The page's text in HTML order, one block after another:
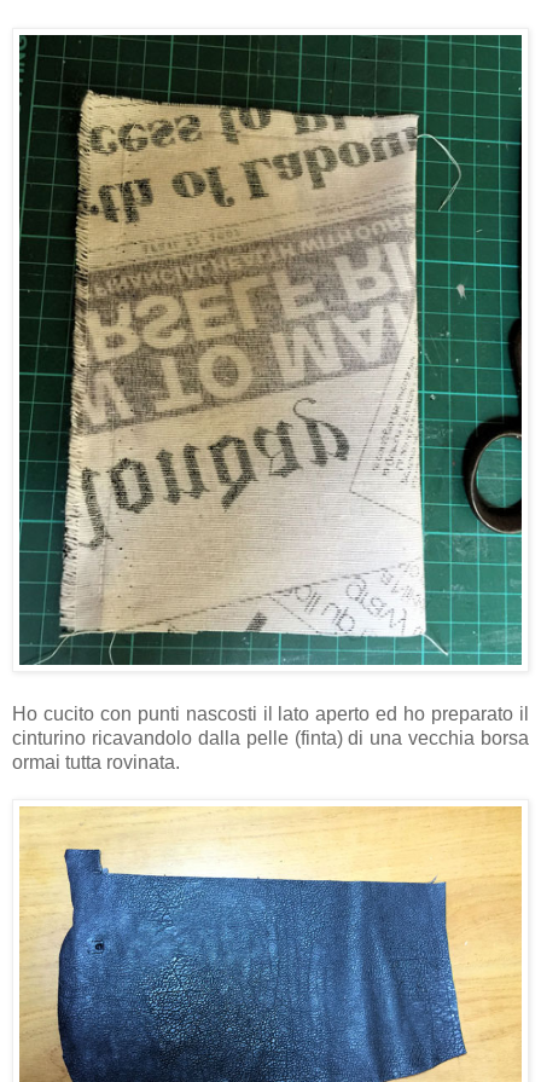
Ho cucito con punti nascosti il lato aperto ed ho preparato il
cinturino ricavandolo dalla pelle (finta) di una vecchia borsa
ormai tutta rovinata.